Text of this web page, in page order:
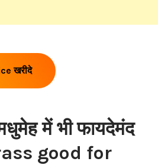
खरीदे
में भी फायदेमंद
good for